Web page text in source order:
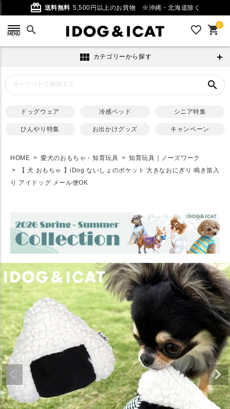
card_giftcard 送料無料 5,500円以上のお買物 ※沖縄・北海道除く
search favorite_outline 0
shopping_cart
view_module カテゴリーから探す
search
ドッグウェア 冷感ベッド シニア特集
ひんやり特集 お出かけグッズ キャンペーン
HOME 愛犬のおもちゃ・知育玩具
知育玩具｜ノーズワーク
【 犬 おもちゃ 】iDog ないしょのポケット 大きなおにぎり 鳴き笛入
り アイドッグ メール便OK